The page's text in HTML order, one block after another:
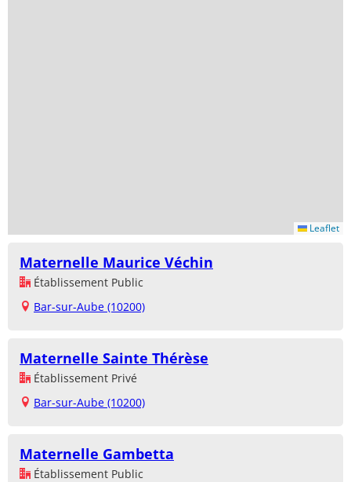
Leaflet
Maternelle Maurice Véchin
Établissement Public
Bar-sur-Aube (10200)
Maternelle Sainte Thérèse
Établissement Privé
Bar-sur-Aube (10200)
Maternelle Gambetta
Établissement Public